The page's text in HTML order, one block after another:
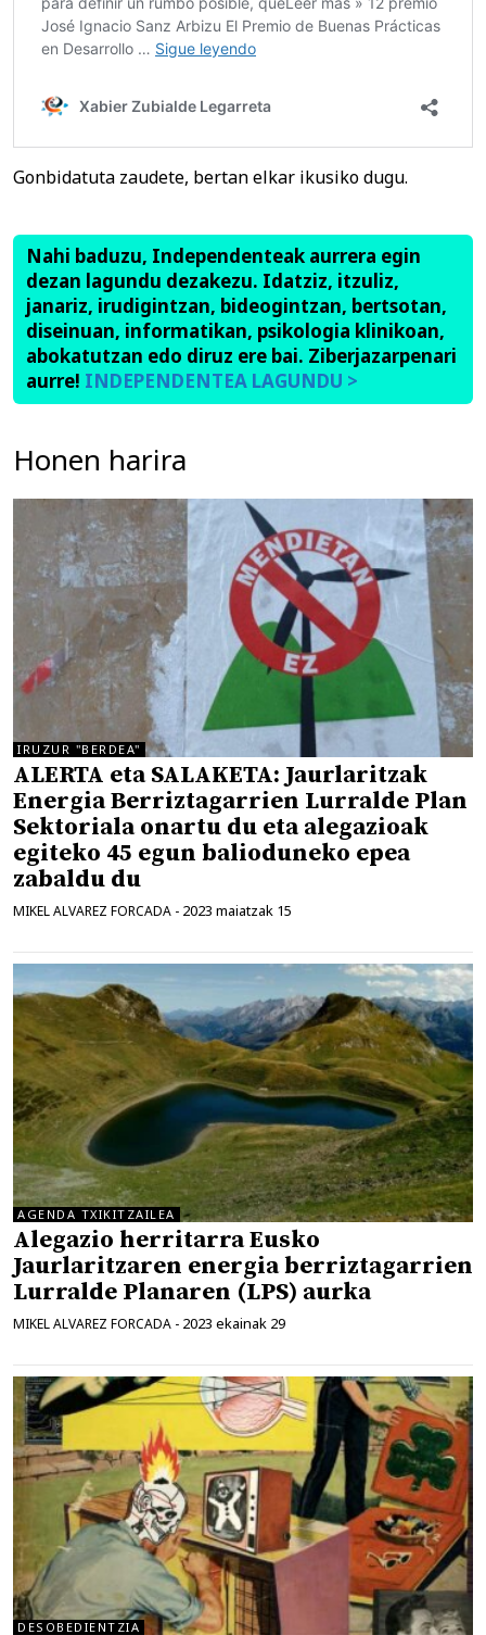
Gonbidatuta zaudete, bertan elkar ikusiko dugu.
Nahi baduzu, Independenteak aurrera egin
dezan lagundu dezakezu. Idatziz, itzuliz,
janariz, irudigintzan, bideogintzan, bertsotan,
diseinuan, informatikan, psikologia klinikoan,
abokatutzan edo diruz ere bai. Ziberjazarpenari
aurre! INDEPENDENTEA LAGUNDU >
Honen harira
IRUZUR "BERDEA"
ALERTA eta SALAKETA: Jaurlaritzak
Energia Berriztagarrien Lurralde Plan
Sektoriala onartu du eta alegazioak
egiteko 45 egun balioduneko epea
zabaldu du
MIKEL ALVAREZ FORCADA - 2023 maiatzak 15
AGENDA TXIKITZAILEA
Alegazio herritarra Eusko
Jaurlaritzaren energia berriztagarrien
Lurralde Planaren (LPS) aurka
MIKEL ALVAREZ FORCADA - 2023 ekainak 29
DESOBEDIENTZIA